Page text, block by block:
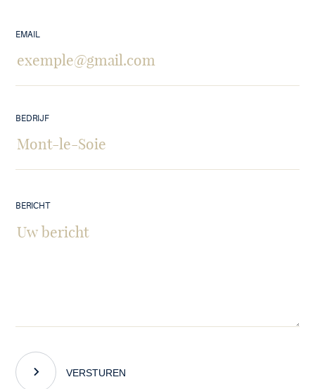
EMAIL
BEDRIJF
BERICHT
VERSTUREN